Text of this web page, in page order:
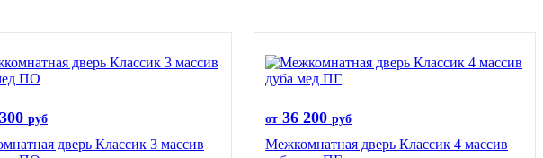
руб
дверь Классик 3 массив
от 36 200 руб
Межкомнатная дверь Классик 4 массив